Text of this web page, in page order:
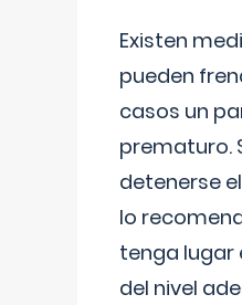
Existen
pueden
casos un
prematuro.
detenerse
lo
tenga lugar
del nivel